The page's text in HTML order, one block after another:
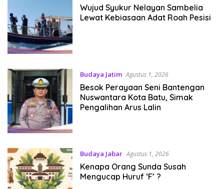
Wujud Syukur Nelayan Sambelia
Lewat Kebiasaan Adat Roah Pesisi
Budaya Jatim Agustus 1, 2026
Besok Perayaan Seni Bantengan
Nuswantara Kota Batu, Simak
Pengalihan Arus Lalin
Budaya Jabar Agustus 1, 2026
Kenapa Orang Sunda Susah
Mengucap Huruf ‘F’ ?